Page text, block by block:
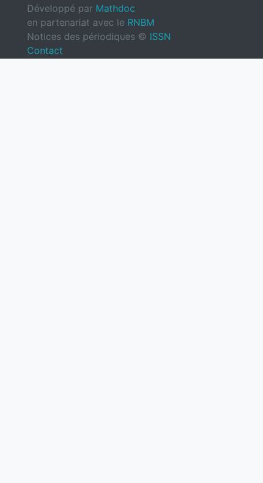
Développé par Mathdoc
en partenariat avec le RNBM
Notices des périodiques © ISSN
Contact